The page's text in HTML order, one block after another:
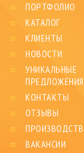
ПОРТФОЛИО
КАТАЛОГ
КЛИЕНТЫ
НОВОСТИ
УНИКАЛЬНЫЕ
ПРЕДЛОЖЕНИЯ
КОНТАКТЫ
ОТЗЫВЫ
ВАКАНСИИ